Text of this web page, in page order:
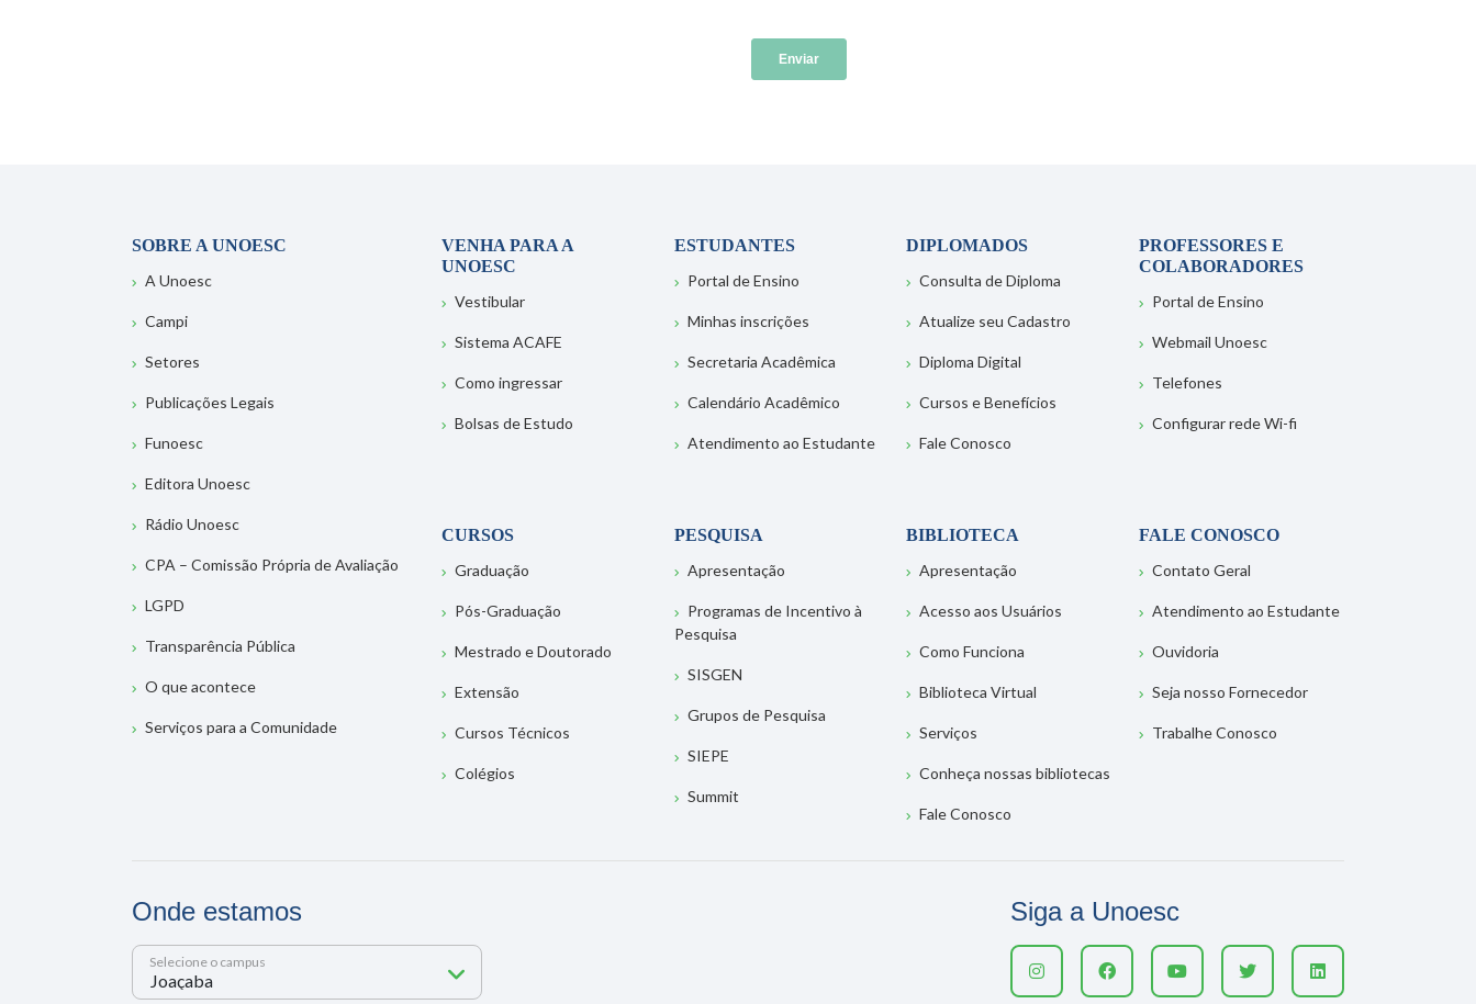
SOBRE A UNOESC
A Unoesc
Campi
Setores
Publicações Legais
Funoesc
Editora Unoesc
Rádio Unoesc
CPA – Comissão Própria de Avaliação
LGPD
Transparência Pública
O que acontece
Serviços para a Comunidade
VENHA PARA A
UNOESC
Vestibular
Sistema ACAFE
Como ingressar
Bolsas de Estudo
ESTUDANTES
Portal de Ensino
Minhas inscrições
Secretaria Acadêmica
Calendário Acadêmico
Atendimento ao Estudante
DIPLOMADOS
Consulta de Diploma
Atualize seu Cadastro
Diploma Digital
Cursos e Benefícios
Fale Conosco
PROFESSORES E
COLABORADORES
Portal de Ensino
Webmail Unoesc
Telefones
Configurar rede Wi-fi
CURSOS
Graduação
Pós-Graduação
Mestrado e Doutorado
Extensão
Cursos Técnicos
Colégios
PESQUISA
Apresentação
Programas de Incentivo à
Pesquisa
SISGEN
Grupos de Pesquisa
SIEPE
Summit
BIBLIOTECA
Apresentação
Acesso aos Usuários
Como Funciona
Biblioteca Virtual
Serviços
Conheça nossas bibliotecas
Fale Conosco
FALE CONOSCO
Contato Geral
Atendimento ao Estudante
Ouvidoria
Seja nosso Fornecedor
Trabalhe Conosco
Onde estamos
Selecione o campus
Siga a Unoesc